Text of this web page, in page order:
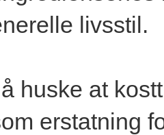
livsstil.
huske at
erstatning